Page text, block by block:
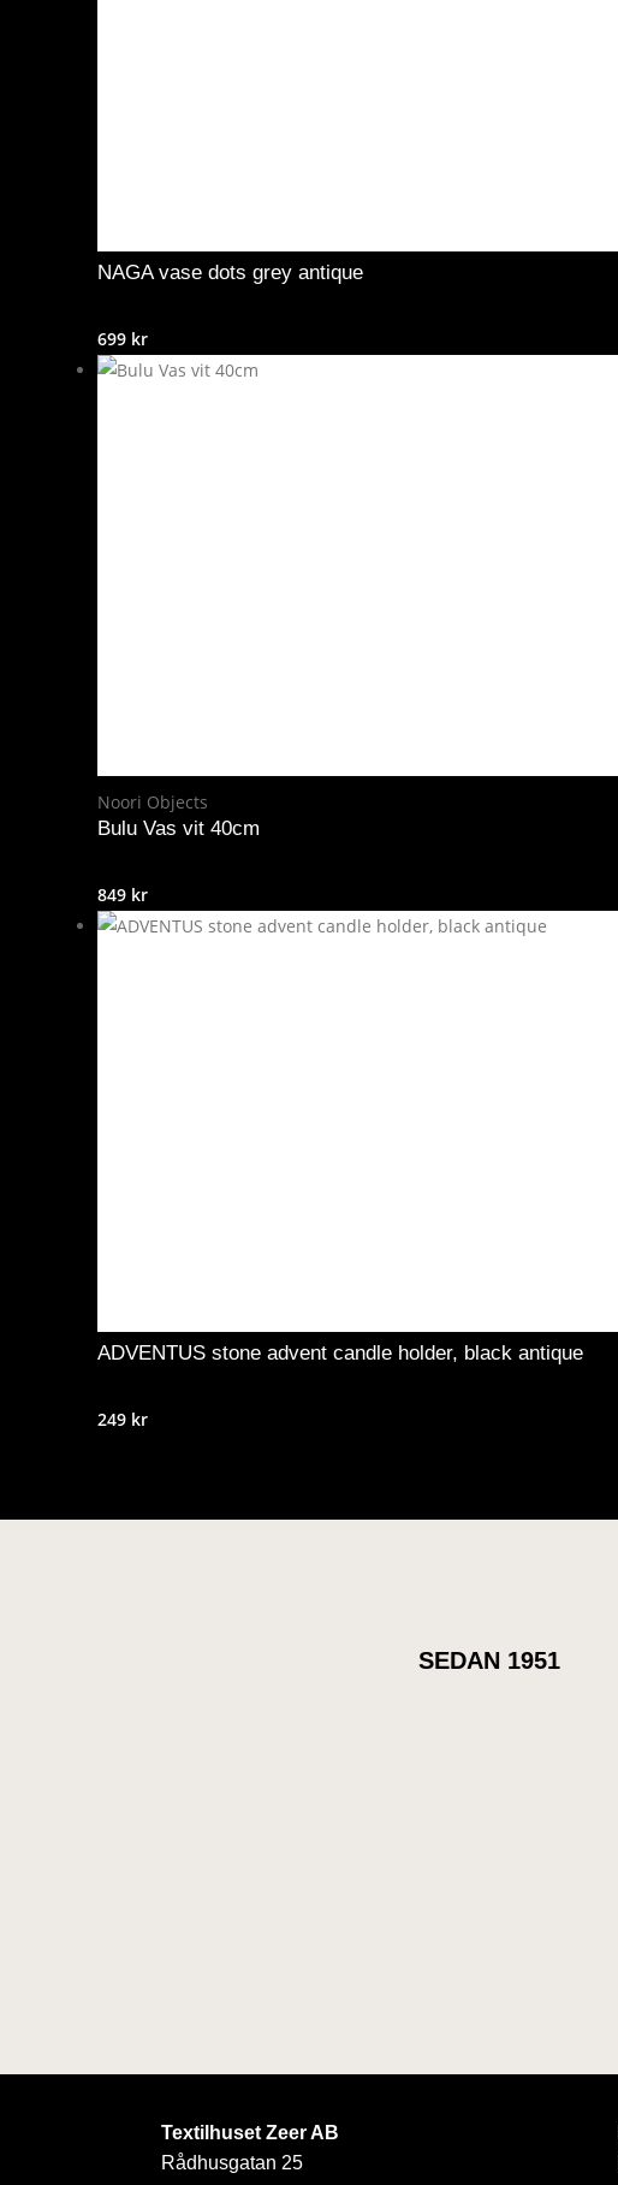
NAGA vase dots grey antique
699 kr
Noori Objects
Bulu Vas vit 40cm
849 kr
ADVENTUS stone advent candle holder, black antique
249 kr
SEDAN 1951
Textilhuset Zeer AB
Rådhusgatan 25